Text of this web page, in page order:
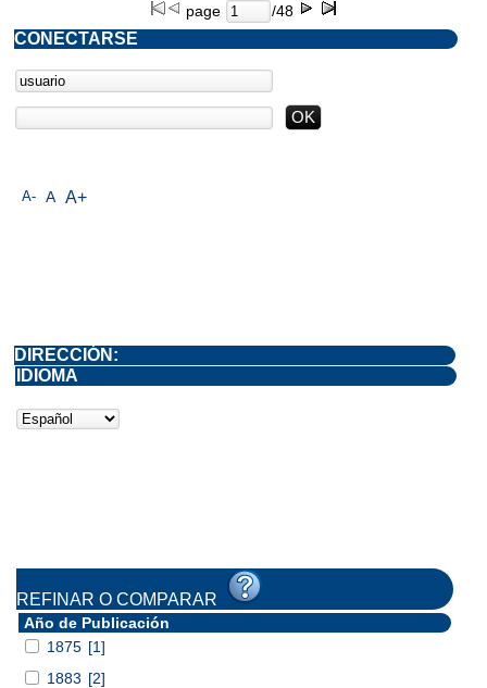
page /48
A- A A+
CONECTARSE
DIRECCIÓN:
IDIOMA
REFINAR O COMPARAR
Año de Publicación
1875 [1]
1883 [2]